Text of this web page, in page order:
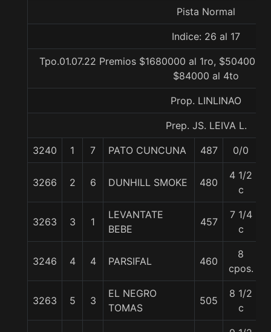
Pista Normal
Indice: 26 al 17
Tpo.01.07.22 Premios $1680000 al 1ro, $504000
$84000 al 4to
Prop. LINLINAO
Prep. JS. LEIVA L.
3240 1 7 PATO CUNCUNA 487 0/0
3266 2 6 DUNHILL SMOKE 480
4 1/2
c
3263 3 1
LEVANTATE
BEBE
457
7 1/4
c
3246 4 4 PARSIFAL 460
8
cpos.
3263 5 3
EL NEGRO
TOMAS
505
8 1/2
c